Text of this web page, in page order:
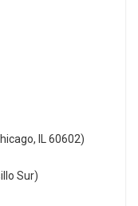
IL 60602)
Sur)